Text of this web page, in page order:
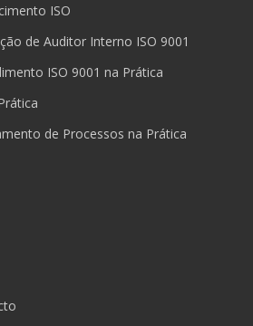
ISO
de Auditor Interno ISO 9001
ISO 9001 na Prática
de Processos na Prática